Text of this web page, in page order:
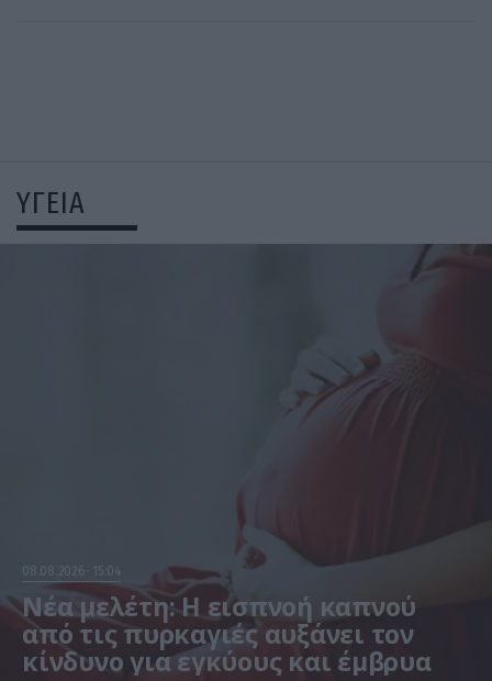
ΥΓΕΙΑ
08.08.2026 15:04
Νέα μελέτη: Η εισπνοή καπνού
από τις πυρκαγιές αυξάνει τον
κίνδυνο για εγκύους και έμβρυα